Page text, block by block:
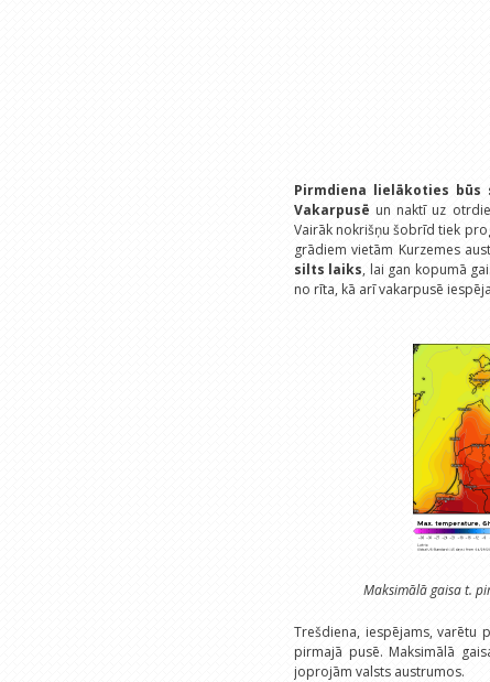
Pirmdiena lielākoties būs
Vakarpusēun naktī uz
Vairāk nokrišņu šobrīd tiek
grādiem vietām Kurzemes
silts laiks, lai gan kopumā
no rīta, kā arī vakarpusē
Maksimālā gaisa t.
Trešdiena, iespējams, varētu
pirmajā pusē. Maksimālā
joprojām valsts austrumos.